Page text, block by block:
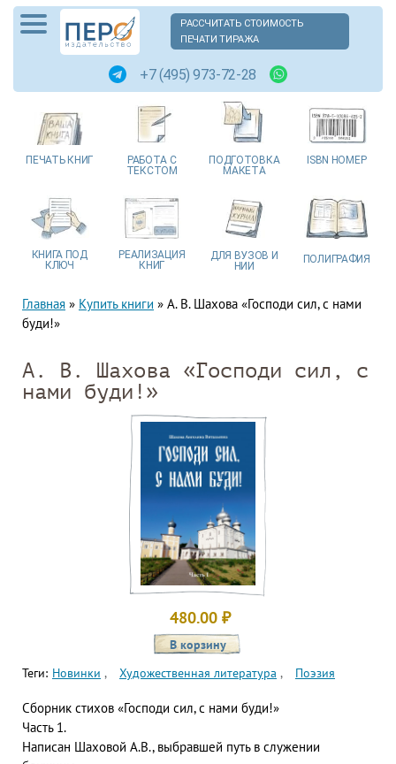
РАССЧИТАТЬ СТОИМОСТЬ
ПЕЧАТИ ТИРАЖА
+7 (495) 973-72-28
ПЕЧАТЬ КНИГ РАБОТА С
ТЕКСТОМ
ПОДГОТОВКА
МАКЕТА
ISBN НОМЕР
КНИГА ПОД
КЛЮЧ
РЕАЛИЗАЦИЯ
КНИГ
ДЛЯ ВУЗОВ И
НИИ
ПОЛИГРАФИЯ
Главная » Купить книги » А. В. Шахова «Господи сил, с нами
буди!»
А. В. Шахова «Господи сил, с
нами буди!»
480.00 ₽
Теги: Новинки Художественная литература Поэзия
Сборник стихов «Господи сил, с нами буди!»
Часть 1.
Написан Шаховой А.В., выбравшей путь в служении